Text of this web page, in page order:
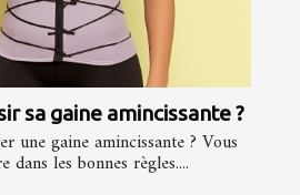
sa gaine amincissante ?
une gaine amincissante ? Vous
dans les bonnes règles....